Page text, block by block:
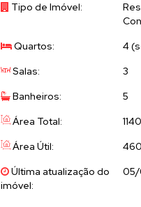
Tipo de Imóvel:
Quartos:
4
Salas:
3
Banheiros:
5
Área Total:
Área Útil:
Última atualização do
imóvel: